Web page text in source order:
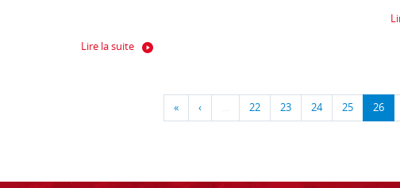
Lire la suite
« ‹ … 22 23 24 25 26